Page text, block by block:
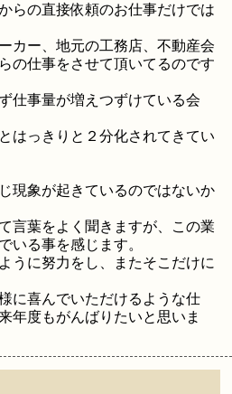
らの直接依頼のお仕事だけでは
カー、地元の工務店、不動産会
の仕事をさせて頂いてるのです
仕事量が増えつずけている会
はっきりと２分化されてきてい
現象が起きているのではないか
言葉をよく聞きますが、この業
いる事を感じます。
うに努力をし、またそこだけに
に喜んでいただけるような仕
年度もがんばりたいと思いま